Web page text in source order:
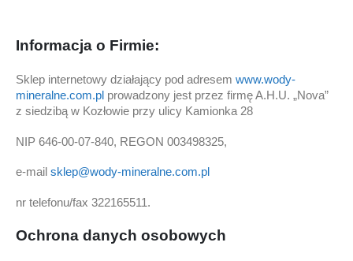
Informacja o Firmie:
Sklep internetowy działający pod adresem www.wody-
mineralne.com.pl prowadzony jest przez firmę A.H.U. „Nova”
z siedzibą w Kozłowie przy ulicy Kamionka 28
NIP 646-00-07-840, REGON 003498325,
e-mail sklep@wody-mineralne.com.pl
nr telefonu/fax 322165511.
Ochrona danych osobowych